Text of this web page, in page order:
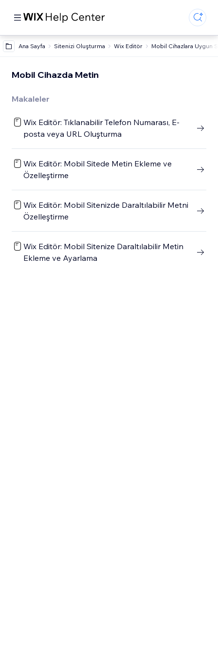
Ana Sayfa Sitenizi Oluşturma Wix Editör Mobil Cihazlara Uygun
Mobil Cihazda Metin
Makaleler
Wix Editör: Tıklanabilir Telefon Numarası, E-
posta veya URL Oluşturma
Wix Editör: Mobil Sitede Metin Ekleme ve
Özelleştirme
Wix Editör: Mobil Sitenizde Daraltılabilir Metni
Özelleştirme
Wix Editör: Mobil Sitenize Daraltılabilir Metin
Ekleme ve Ayarlama